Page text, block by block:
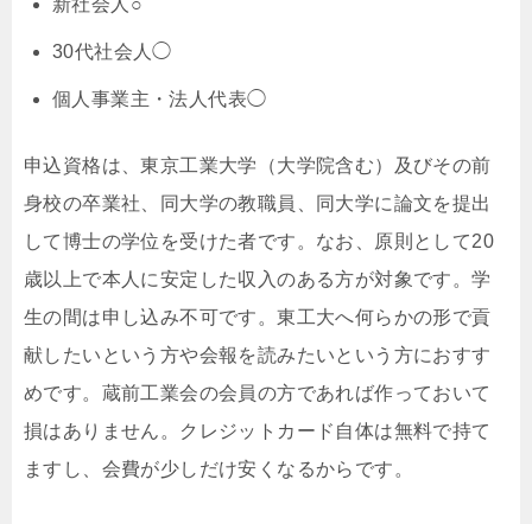
新社会人○
30代社会人◯
個人事業主・法人代表◯
申込資格は、東京工業大学（大学院含む）及びその前
身校の卒業社、同大学の教職員、同大学に論文を提出
して博士の学位を受けた者です。なお、原則として20
歳以上で本人に安定した収入のある方が対象です。学
生の間は申し込み不可です。東工大へ何らかの形で貢
献したいという方や会報を読みたいという方におすす
めです。蔵前工業会の会員の方であれば作っておいて
損はありません。クレジットカード自体は無料で持て
ますし、会費が少しだけ安くなるからです。